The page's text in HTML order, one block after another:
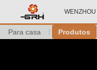
Para casa Produtos